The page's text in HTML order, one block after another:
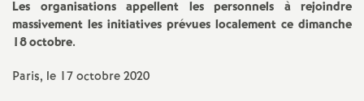
Les organisations appellent les personnels à rejoindre
massivement les initiatives prévues localement ce dimanche
18 octobre.
Paris, le 17 octobre 2020